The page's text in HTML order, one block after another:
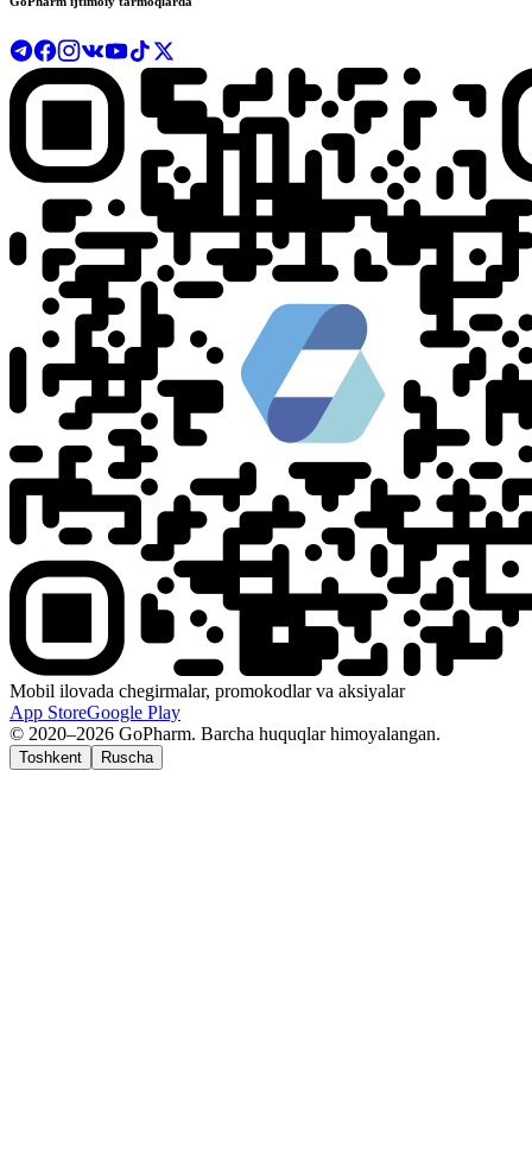
Mobil ilovada chegirmalar, promokodlar va aksiyalar
App StoreGoogle Play
© 2020–2026 GoPharm. Barcha huquqlar himoyalangan.
Toshkent Ruscha